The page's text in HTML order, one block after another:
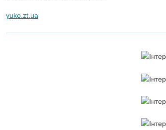
yuko.zt.ua